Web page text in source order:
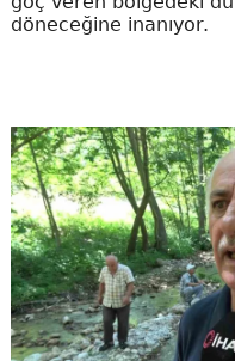
döneceğine inanıyor.